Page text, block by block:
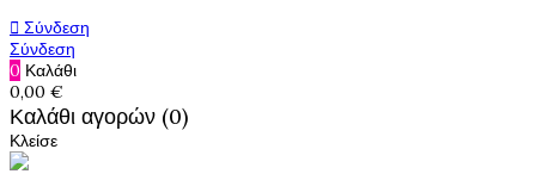
 Σύνδεση
Σύνδεση
0 Καλάθι
0,00 €
Καλάθι αγορών (0)
Κλείσε